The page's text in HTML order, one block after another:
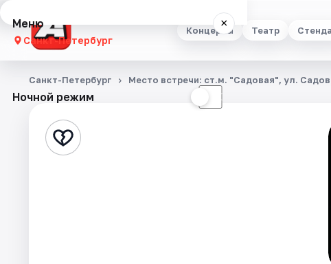
Концерты Театр
Меню ×
Санкт-Петербург
Концерты
Стендап
Ночной режим ☾
Санкт-Петербург Место встречи: ст.м. "Садовая", ул.